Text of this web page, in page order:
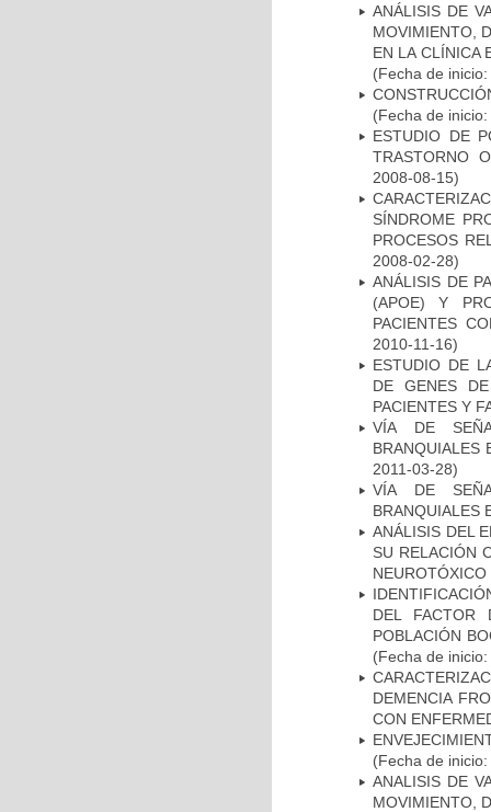
ANÁLISIS DE
MOVIMIENTO,
EN LA CLÍNICA
(Fecha de
(Fecha de
ESTUDIO DE
TRASTORNO
2008-08-15)
SÍNDROME
PROCESOS
2008-02-28)
ANÁLISIS DE
(APOE) Y
PACIENTES
2010-11-16)
ESTUDIO DE
DE GENES
PACIENTES Y
VÍA DE
BRANQUIALES
2011-03-28)
VÍA DE
BRANQUIALES
ANÁLISIS DEL
SU RELACIÓN
NEUROTÓXICO
DEL FACTOR
POBLACIÓN
(Fecha de
DEMENCIA
CON
(Fecha de
ANALISIS DE
MOVIMIENTO,